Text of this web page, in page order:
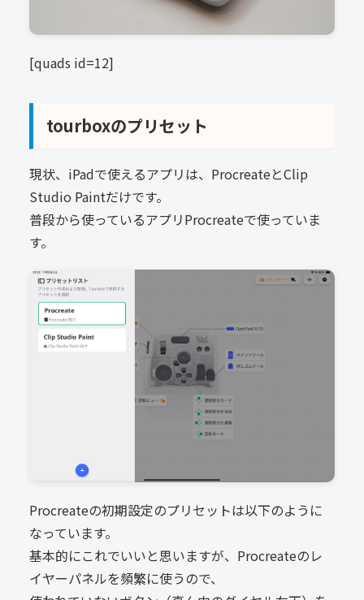
[quads id=12]
tourboxのプリセット
現状、iPadで使えるアプリは、ProcreateとClip
Studio Paintだけです。
普段から使っているアプリProcreateで使っていま
す。
Procreateの初期設定のプリセットは以下のように
なっています。
基本的にこれでいいと思いますが、Procreateのレ
イヤーパネルを頻繁に使うので、